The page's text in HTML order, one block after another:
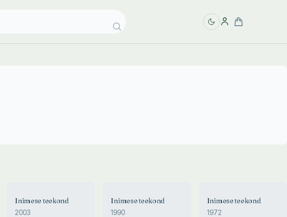
Inimese teekond
2003
Inimese teekond
1990
Inimese teekond
1972